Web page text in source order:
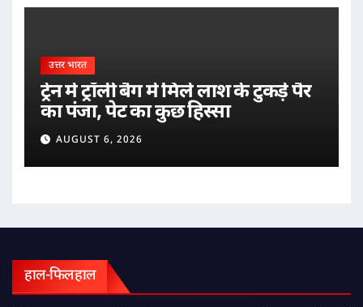
उत्तर भारत
ट्रेन में ट्रॉली बैग में मिले लाश के टुकड़े पैर
का पंजा, पेट का कुछ हिस्सा
AUGUST 6, 2026
हाल-फिलहाल